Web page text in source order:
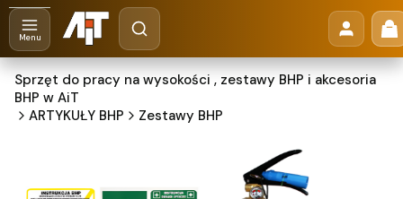
Otwórz wyszukiwarkę
Szukaj
Sprzęt do pracy na wysokości , zestawy BHP i akcesoria
BHP w AiT
ARTYKUŁY BHP
Zestawy BHP
Menu